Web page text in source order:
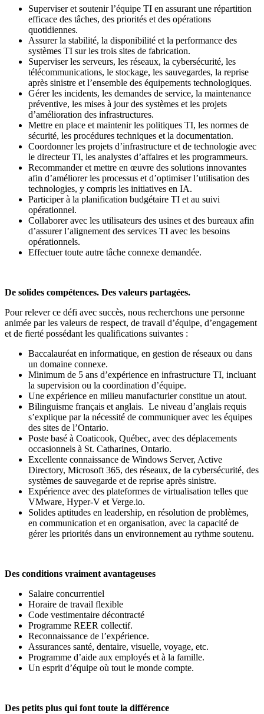
Superviser et soutenir l’équipe TI en assurant une répartition
efficace des tâches, des priorités et des opérations
quotidiennes.
Assurer la stabilité, la disponibilité et la performance des
systèmes TI sur les trois sites de fabrication.
Superviser les serveurs, les réseaux, la cybersécurité, les
télécommunications, le stockage, les sauvegardes, la reprise
après sinistre et l’ensemble des équipements technologiques.
Gérer les incidents, les demandes de service, la maintenance
préventive, les mises à jour des systèmes et les projets
d’amélioration des infrastructures.
Mettre en place et maintenir les politiques TI, les normes de
sécurité, les procédures techniques et la documentation.
Coordonner les projets d’infrastructure et de technologie avec
le directeur TI, les analystes d’affaires et les programmeurs.
Recommander et mettre en œuvre des solutions innovantes
afin d’améliorer les processus et d’optimiser l’utilisation des
technologies, y compris les initiatives en IA.
Participer à la planification budgétaire TI et au suivi
opérationnel.
Collaborer avec les utilisateurs des usines et des bureaux afin
d’assurer l’alignement des services TI avec les besoins
opérationnels.
Effectuer toute autre tâche connexe demandée.
De solides compétences. Des valeurs partagées.
Pour relever ce défi avec succès, nous recherchons une personne
animée par les valeurs de respect, de travail d’équipe, d’engagement
et de fierté possédant les qualifications suivantes :
Baccalauréat en informatique, en gestion de réseaux ou dans
un domaine connexe.
Minimum de 5 ans d’expérience en infrastructure TI, incluant
la supervision ou la coordination d’équipe.
Une expérience en milieu manufacturier constitue un atout.
Bilinguisme français et anglais. Le niveau d’anglais requis
s’explique par la nécessité de communiquer avec les équipes
des sites de l’Ontario.
Poste basé à Coaticook, Québec, avec des déplacements
occasionnels à St. Catharines, Ontario.
Excellente connaissance de Windows Server, Active
Directory, Microsoft 365, des réseaux, de la cybersécurité, des
systèmes de sauvegarde et de reprise après sinistre.
Expérience avec des plateformes de virtualisation telles que
VMware, Hyper-V et Verge.io.
Solides aptitudes en leadership, en résolution de problèmes,
en communication et en organisation, avec la capacité de
gérer les priorités dans un environnement au rythme soutenu.
Des conditions vraiment avantageuses
Salaire concurrentiel
Horaire de travail flexible
Code vestimentaire décontracté
Programme REER collectif.
Reconnaissance de l’expérience.
Assurances santé, dentaire, visuelle, voyage, etc.
Programme d’aide aux employés et à la famille.
Un esprit d’équipe où tout le monde compte.
Des petits plus qui font toute la différence